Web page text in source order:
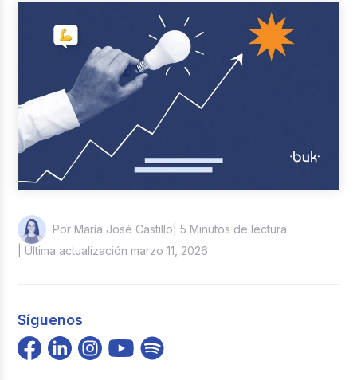
Por María José Castillo | 5 Minutos de lectura
| Última actualización marzo 11, 2026
Síguenos